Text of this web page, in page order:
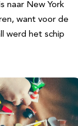
naar New York
want voor de
werd het schip